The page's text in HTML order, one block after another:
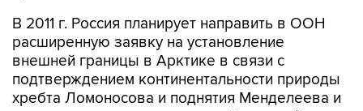
В 2011 г. Россия планирует направить в ООН
расширенную заявку на установление
внешней границы в Арктике в связи с
подтверждением континентальности природы
хребта Ломоносова и поднятия Менделеева и